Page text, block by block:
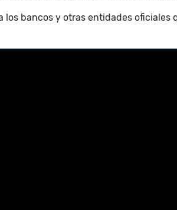
los bancos y otras entidades